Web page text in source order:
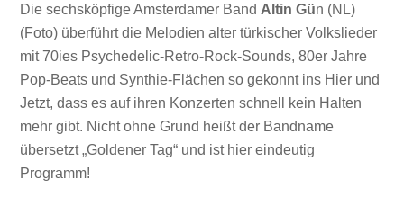
Die sechsköpfige Amsterdamer Band Altin Gün (NL)
(Foto) überführt die Melodien alter türkischer Volkslieder
mit 70ies Psychedelic-Retro-Rock-Sounds, 80er Jahre
Pop-Beats und Synthie-Flächen so gekonnt ins Hier und
Jetzt, dass es auf ihren Konzerten schnell kein Halten
mehr gibt. Nicht ohne Grund heißt der Bandname
übersetzt „Goldener Tag“ und ist hier eindeutig
Programm!